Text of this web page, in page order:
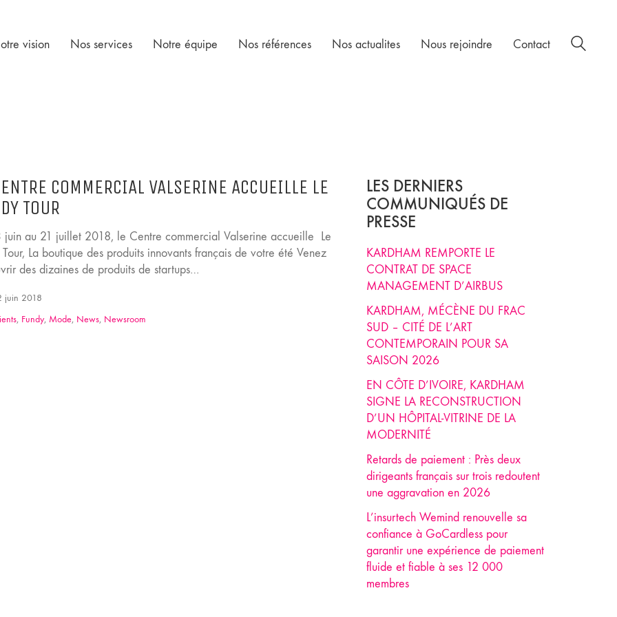
vision Nos services Notre équipe Nos références Nos actualites Nous rejoindre Contact
COMMERCIAL VALSERINE ACCUEILLE LE
TOUR
juin au 21 juillet 2018, le Centre commercial Valserine accueille Le
Tour, La boutique des produits innovants français de votre été Venez
des dizaines de produits de startups…
2018
, Fundy, Mode, News, Newsroom
LES DERNIERS
COMMUNIQUÉS DE
PRESSE
KARDHAM REMPORTE LE
CONTRAT DE SPACE
MANAGEMENT D’AIRBUS
KARDHAM, MÉCÈNE DU FRAC
SUD – CITÉ DE L’ART
CONTEMPORAIN POUR SA
SAISON 2026
EN CÔTE D’IVOIRE, KARDHAM
SIGNE LA RECONSTRUCTION
D’UN HÔPITAL-VITRINE DE LA
MODERNITÉ
Retards de paiement : Près deux
dirigeants français sur trois redoutent
une aggravation en 2026
L’insurtech Wemind renouvelle sa
confiance à GoCardless pour
garantir une expérience de paiement
fluide et fiable à ses 12 000
membres